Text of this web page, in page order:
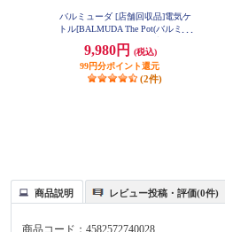
バルミューダ [店舗回収品]電気ケ
トル[BALMUDA The Pot(バルミュ
K-KPT01JP-BK
9,980円
(税込)
99円分ポイント還元
(2件)
商品説明 レビュー投稿・評価(0件)
商品コード：4582572740028